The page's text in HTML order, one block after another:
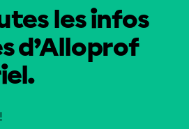
les infos
d’Alloprof